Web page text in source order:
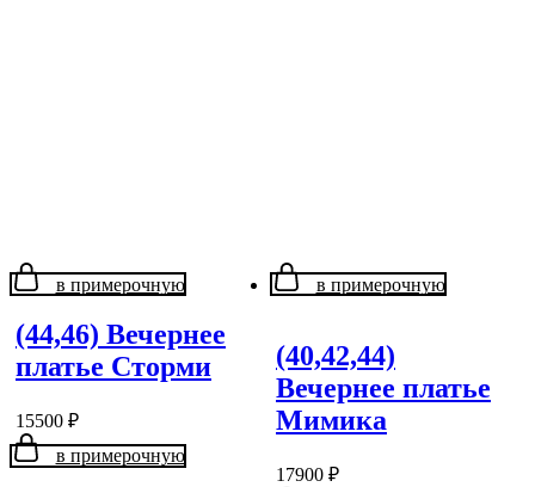
в примерочную
(44,46) Вечернее
платье Сторми
15500 ₽
в примерочную
в примерочную
(40,42,44)
Вечернее платье
Мимика
17900 ₽